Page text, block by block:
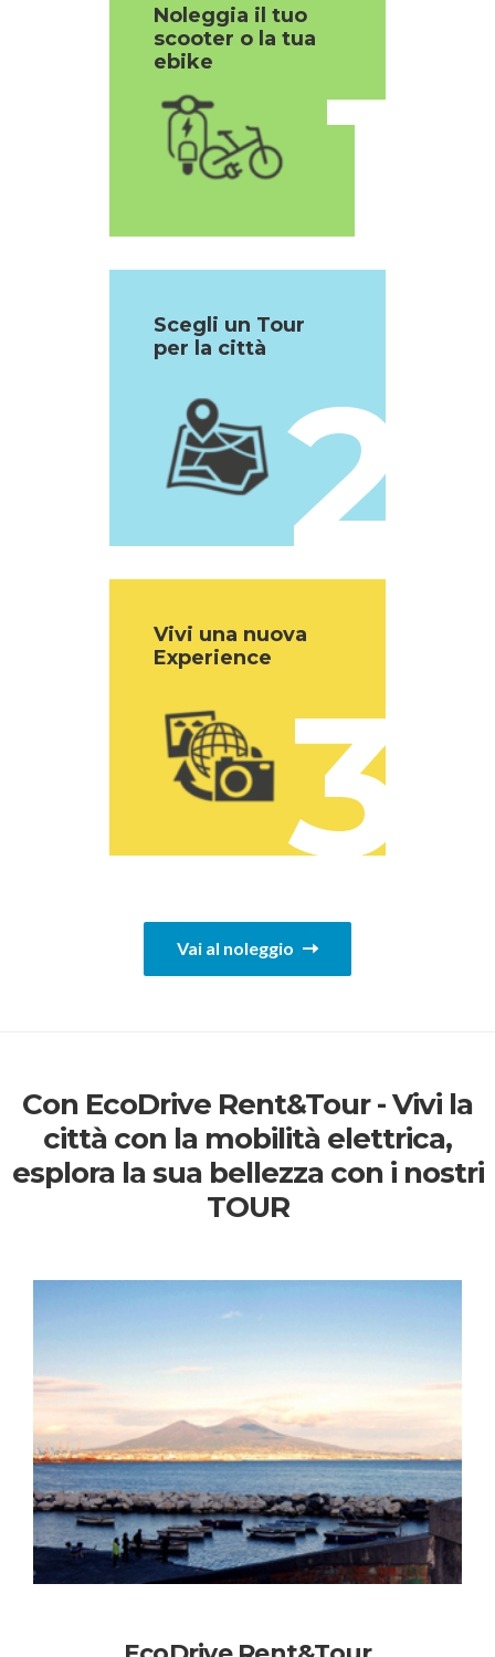
1
Noleggia il tuo
scooter o la tua
ebike
2
Scegli un Tour
per la città
3
Vivi una nuova
Experience
Vai al noleggio
Con EcoDrive Rent&Tour - Vivi la
città con la mobilità elettrica,
esplora la sua bellezza con i nostri
TOUR